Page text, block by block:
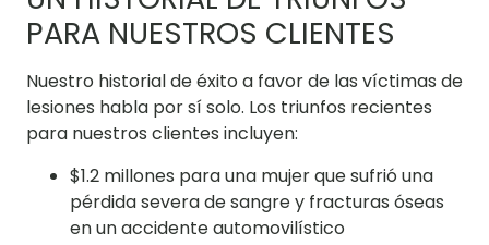
PARA NUESTROS CLIENTES
Nuestro historial de éxito a favor de las víctimas de
lesiones habla por sí solo. Los triunfos recientes
para nuestros clientes incluyen:
$1.2 millones para una mujer que sufrió una
pérdida severa de sangre y fracturas óseas
en un accidente automovilístico